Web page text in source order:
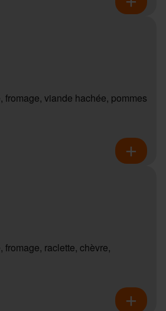
fromage, viande hachée, pommes
fromage, raclette, chèvre,